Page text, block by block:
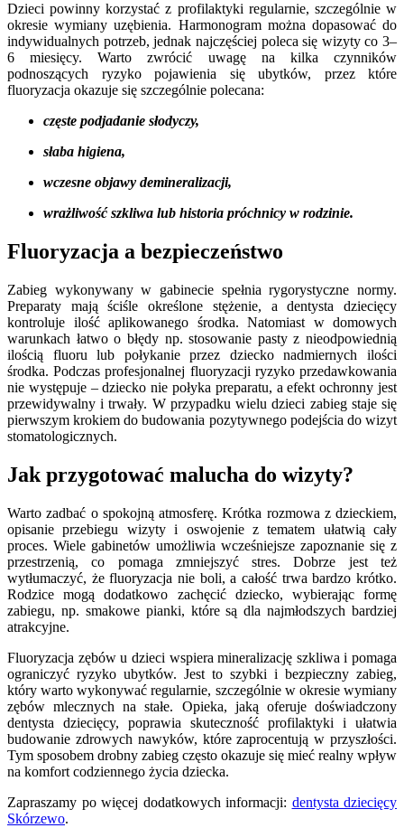
Dzieci powinny korzystać z profilaktyki regularnie, szczególnie w
okresie wymiany uzębienia. Harmonogram można dopasować do
indywidualnych potrzeb, jednak najczęściej poleca się wizyty co 3–
6 miesięcy. Warto zwrócić uwagę na kilka czynników
podnoszących ryzyko pojawienia się ubytków, przez które
fluoryzacja okazuje się szczególnie polecana:
częste podjadanie słodyczy,
słaba higiena,
wczesne objawy demineralizacji,
wrażliwość szkliwa lub historia próchnicy w rodzinie.
Fluoryzacja a bezpieczeństwo
Zabieg wykonywany w gabinecie spełnia rygorystyczne normy.
Preparaty mają ściśle określone stężenie, a dentysta dziecięcy
kontroluje ilość aplikowanego środka. Natomiast w domowych
warunkach łatwo o błędy np. stosowanie pasty z nieodpowiednią
ilością fluoru lub połykanie przez dziecko nadmiernych ilości
środka. Podczas profesjonalnej fluoryzacji ryzyko przedawkowania
nie występuje – dziecko nie połyka preparatu, a efekt ochronny jest
przewidywalny i trwały. W przypadku wielu dzieci zabieg staje się
pierwszym krokiem do budowania pozytywnego podejścia do wizyt
stomatologicznych.
Jak przygotować malucha do wizyty?
Warto zadbać o spokojną atmosferę. Krótka rozmowa z dzieckiem,
opisanie przebiegu wizyty i oswojenie z tematem ułatwią cały
proces. Wiele gabinetów umożliwia wcześniejsze zapoznanie się z
przestrzenią, co pomaga zmniejszyć stres. Dobrze jest też
wytłumaczyć, że fluoryzacja nie boli, a całość trwa bardzo krótko.
Rodzice mogą dodatkowo zachęcić dziecko, wybierając formę
zabiegu, np. smakowe pianki, które są dla najmłodszych bardziej
atrakcyjne.
Fluoryzacja zębów u dzieci wspiera mineralizację szkliwa i pomaga
ograniczyć ryzyko ubytków. Jest to szybki i bezpieczny zabieg,
który warto wykonywać regularnie, szczególnie w okresie wymiany
zębów mlecznych na stałe. Opieka, jaką oferuje doświadczony
dentysta dziecięcy, poprawia skuteczność profilaktyki i ułatwia
budowanie zdrowych nawyków, które zaprocentują w przyszłości.
Tym sposobem drobny zabieg często okazuje się mieć realny wpływ
na komfort codziennego życia dziecka.
Zapraszamy po więcej dodatkowych informacji: dentysta dziecięcy
Skórzewo.